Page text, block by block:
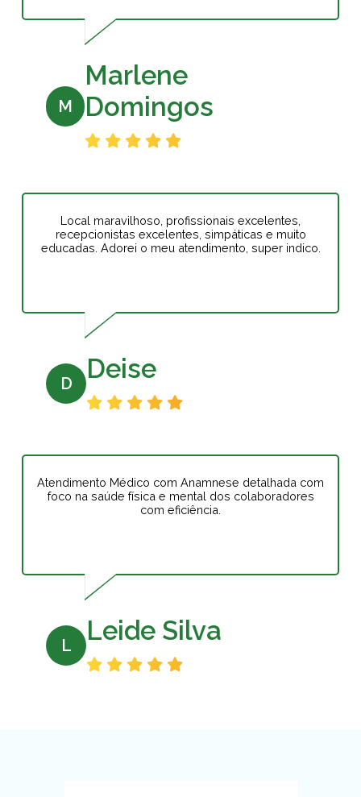
M
Marlene
Domingos
Local maravilhoso, profissionais excelentes,
recepcionistas excelentes, simpáticas e muito
educadas. Adorei o meu atendimento, super indico.
D Deise
Atendimento Médico com Anamnese detalhada com
foco na saúde física e mental dos colaboradores
com eficiência.
L Leide Silva